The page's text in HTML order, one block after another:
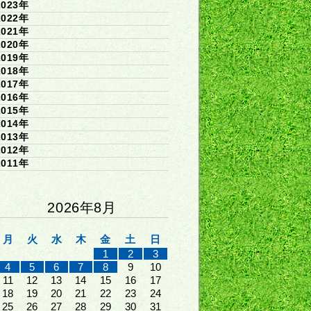
年
年
年
年
年
年
年
年
年
年
年
年
年
2026年8月
月 火 水 木 金 土
日
1
2
3
4
5 6 7 8 9
10
11
12 13 14 15 16
17
18
19 20 21 22 23
24
25
26 27 28 29 30 31